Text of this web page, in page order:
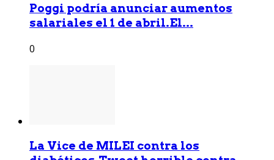
Poggi podría anunciar aumentos
salariales el 1 de abril.El...
0
La Vice de MILEI contra los